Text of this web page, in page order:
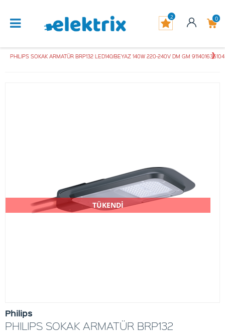
0
2
PHILIPS SOKAK ARMATÜR BRP132 LED140/BEYAZ 140W 220-240V DM GM
TÜKENDİ
Philips
PHILIPS SOKAK ARMATÜR BRP132